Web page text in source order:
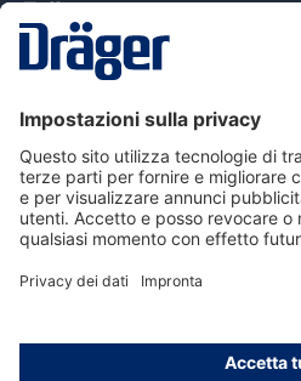
Assistenza
Informazioni su Dräger
Informazioni